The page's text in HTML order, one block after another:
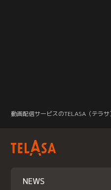
動画配信サービスのTELASA（テラサ
NEWS